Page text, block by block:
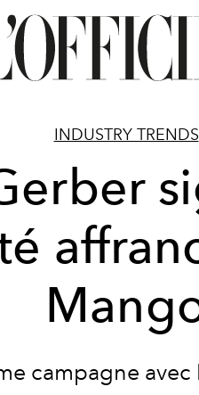
INDUSTRY TRENDS
campagne